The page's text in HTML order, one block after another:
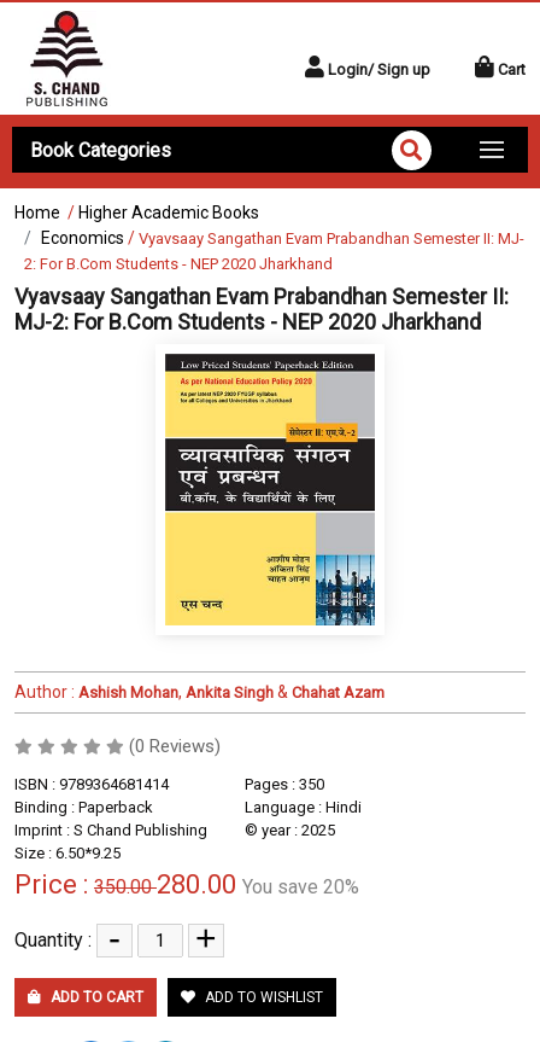
Login/ Sign up Cart
Book Categories
Home / Higher Academic Books
Economics / Vyavsaay Sangathan Evam Prabandhan Semester II: MJ-
2: For B.Com Students - NEP 2020 Jharkhand
Vyavsaay Sangathan Evam Prabandhan Semester II:
MJ-2: For B.Com Students - NEP 2020 Jharkhand
Author : Ashish Mohan, Ankita Singh & Chahat Azam
(0 Reviews)
ISBN : 9789364681414
Pages : 350
Binding : Paperback
Language : Hindi
Imprint : S Chand Publishing
© year : 2025
Size : 6.50*9.25
Price : 350.00280.00 You save 20%
Quantity : - +
ADD TO CART ADD TO WISHLIST